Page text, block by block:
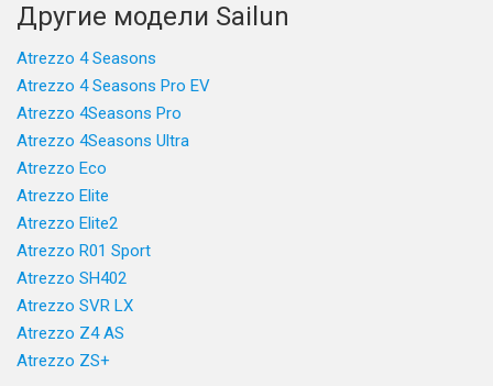
Другие модели Sailun
Atrezzo 4 Seasons
Atrezzo 4 Seasons Pro EV
Atrezzo 4Seasons Pro
Atrezzo 4Seasons Ultra
Atrezzo Eco
Atrezzo Elite
Atrezzo Elite2
Atrezzo R01 Sport
Atrezzo SH402
Atrezzo SVR LX
Atrezzo Z4 AS
Atrezzo ZS+